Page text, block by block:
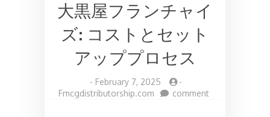
大黒屋フランチャイ
ズ: コストとセット
アッププロセス
- February 7, 2025
-
Fmcgdistributorship.com
commenton